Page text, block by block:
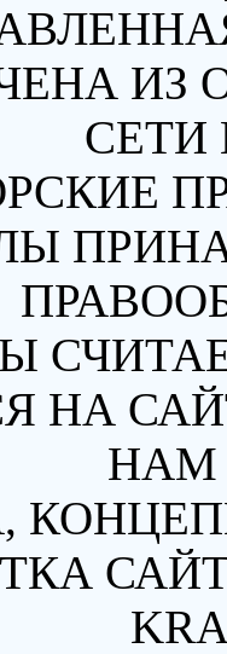
ИЗ
СЕТИ
НА
НАМ